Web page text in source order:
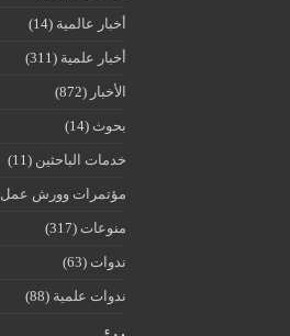
أخبار عالمية (14)
أخبار علمية (311)
الأخبار (872)
بحوث (14)
خدمات الباحثين (11)
مؤتمرات وورش عمل
منوعات (317)
ندوات (63)
ندوات علمية (88)